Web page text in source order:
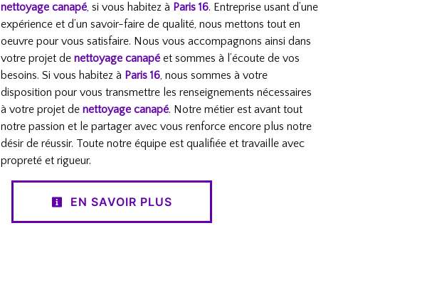
nettoyage canapé, si vous habitez à Paris 16. Entreprise usant d’une
expérience et d’un savoir-faire de qualité, nous mettons tout en
oeuvre pour vous satisfaire. Nous vous accompagnons ainsi dans
votre projet de nettoyage canapé et sommes à l’écoute de vos
besoins. Si vous habitez à Paris 16, nous sommes à votre
disposition pour vous transmettre les renseignements nécessaires
à votre projet de nettoyage canapé. Notre métier est avant tout
notre passion et le partager avec vous renforce encore plus notre
désir de réussir. Toute notre équipe est qualifiée et travaille avec
propreté et rigueur.
EN SAVOIR PLUS